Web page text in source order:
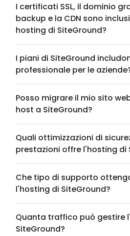
I certificati SSL, il dominio
backup e la CDN sono
hosting di SiteGround?
I piani di SiteGround
professionale per le
Posso migrare il mio sito
host a SiteGround?
Quali ottimizzazioni di
prestazioni offre l'hosting di
Che tipo di supporto
l'hosting di SiteGround?
Quanta traffico può gestire
SiteGround?